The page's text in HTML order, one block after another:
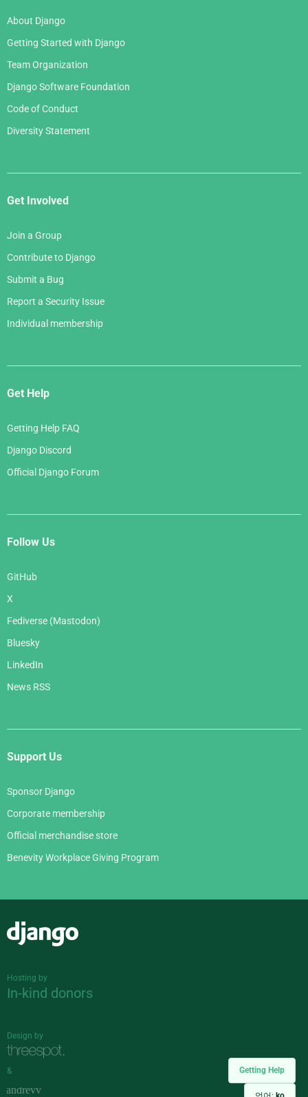
Getting Help
About Django
Getting Started with Django
Team Organization
Django Software Foundation
Code of Conduct
Diversity Statement
Get Involved
Join a Group
Contribute to Django
Submit a Bug
Report a Security Issue
Individual membership
Get Help
Getting Help FAQ
Django Discord
Official Django Forum
Follow Us
GitHub
X
Fediverse (Mastodon)
Bluesky
LinkedIn
News RSS
Support Us
Sponsor Django
Corporate membership
Official merchandise store
Benevity Workplace Giving Program
Hosting by
In-kind donors
Design by
&